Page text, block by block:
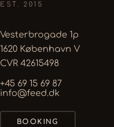
EST. 2015
Vesterbrogade 1p
1620 København V
CVR 42615498
+45 69 15 69 87
info@feed.dk
BOOKING